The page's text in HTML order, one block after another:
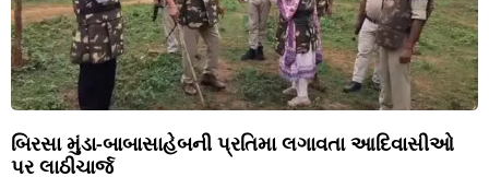
બિરસા મુંડા-બાબાસાહેબની પ્રતિમા લગાવતા આદિવાસીઓ
પર લાઠીચાર્જ